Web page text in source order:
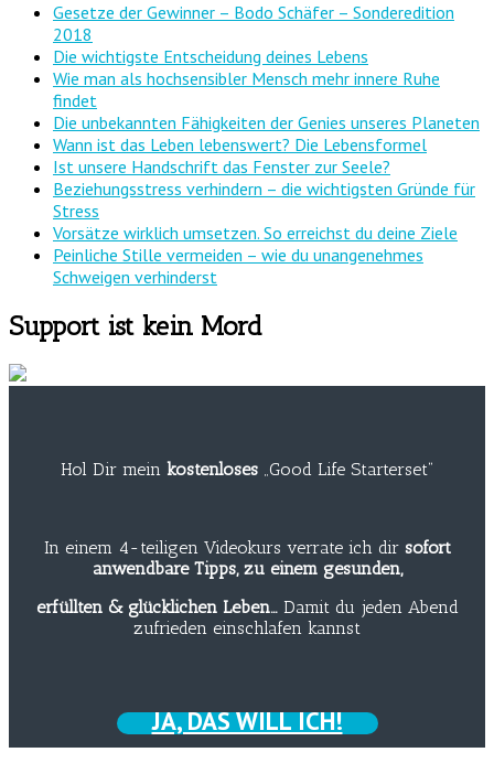
Gesetze der Gewinner – Bodo Schäfer – Sonderedition
2018
Die wichtigste Entscheidung deines Lebens
Wie man als hochsensibler Mensch mehr innere Ruhe
findet
Die unbekannten Fähigkeiten der Genies unseres Planeten
Wann ist das Leben lebenswert? Die Lebensformel
Ist unsere Handschrift das Fenster zur Seele?
Beziehungsstress verhindern – die wichtigsten Gründe für
Stress
Vorsätze wirklich umsetzen. So erreichst du deine Ziele
Peinliche Stille vermeiden – wie du unangenehmes
Schweigen verhinderst
Support ist kein Mord
Hol Dir mein kostenloses „Good Life Starterset“
In einem 4-teiligen Videokurs verrate ich dir sofort
anwendbare Tipps, zu einem gesunden,
erfüllten & glücklichen Leben…Damit du jeden Abend
zufrieden einschlafen kannst
JA, DAS WILL ICH!